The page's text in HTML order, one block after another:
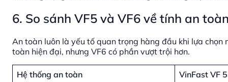
6. So sánh VF5 và VF6 về tính an
An toàn luôn là yếu tố quan trọng hàng đầu khi lựa
toàn hiện đại, nhưng VF6 có phần vượt trội hơn.
Hệ thống an toàn
VinFast VF 5